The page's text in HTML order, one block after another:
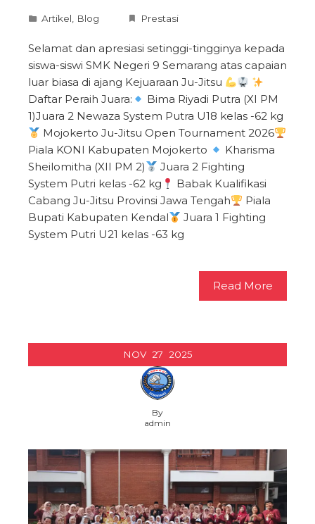
Artikel, Blog Prestasi
Selamat dan apresiasi setinggi-tingginya kepada
siswa-siswi SMK Negeri 9 Semarang atas capaian
luar biasa di ajang Kejuaraan Ju-Jitsu
Daftar Peraih Juara:
Bima Riyadi Putra (XI PM
1)Juara 2 Newaza System Putra U18 kelas -62 kg
Mojokerto Ju-Jitsu Open Tournament 2026
Piala KONI Kabupaten Mojokerto
Kharisma
Sheilomitha (XII PM 2)
Juara 2 Fighting
System Putri kelas -62 kg
Babak Kualifikasi
Cabang Ju-Jitsu Provinsi Jawa Tengah
Piala
Bupati Kabupaten Kendal
Juara 1 Fighting
System Putri U21 kelas -63 kg
Read More
NOV 27 2025
By
admin